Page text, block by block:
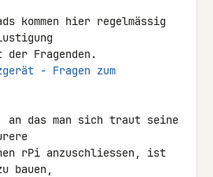
kommen hier regelmässig
- Fragen zum
das man sich traut seine
rPi anzuschliessen, ist
bauen,